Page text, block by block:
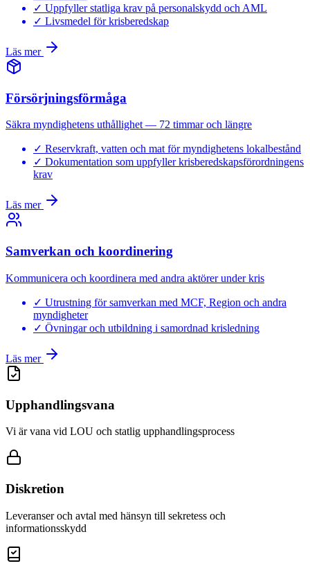
✓ Uppfyller statliga krav på personalskydd och AML
✓ Livsmedel för krisberedskap
Läs mer
Försörjningsförmåga
Säkra myndighetens uthållighet — 72 timmar och längre
✓ Reservkraft, vatten och mat för myndighetens lokalbestånd
✓ Dokumentation som uppfyller krisberedskapsförordningens
krav
Läs mer
Samverkan och koordinering
Kommunicera och koordinera med andra aktörer under kris
✓ Utrustning för samverkan med MCF, Region och andra
myndigheter
✓ Övningar och utbildning i samordnad krisledning
Läs mer
Upphandlingsvana
Vi är vana vid LOU och statlig upphandlingsprocess
Diskretion
Leveranser och avtal med hänsyn till sekretess och
informationsskydd